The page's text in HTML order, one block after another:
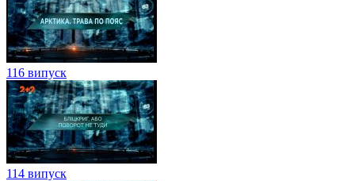
116 випуск
114 випуск